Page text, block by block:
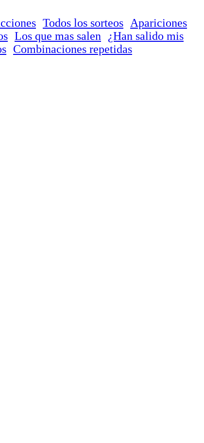
Todos los sorteos
Apariciones
Los que mas salen
¿Han salido mis
Combinaciones repetidas